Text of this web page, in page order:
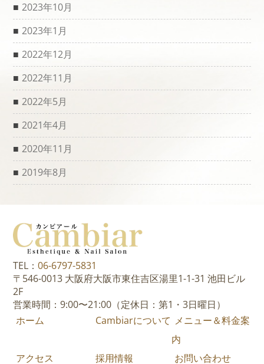
2023年10月
2023年1月
2022年12月
2022年11月
2022年5月
2021年4月
2020年11月
2019年8月
TEL：06-6797-5831
〒546-0013 大阪府大阪市東住吉区湯里1-1-31 池田ビル
2F
営業時間：9:00〜21:00（定休日：第1・3日曜日）
ホーム
Cambiarについて メニュー＆料金案
内
アクセス
採用情報 お問い合わせ